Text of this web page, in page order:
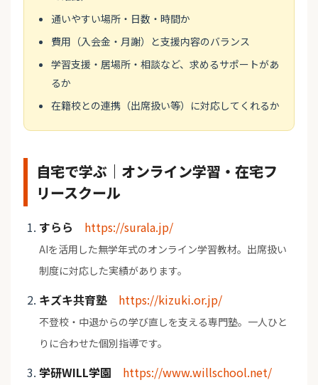
通いやすい場所・日数・時間か
費用（入会金・月謝）と支援内容のバランス
学習支援・居場所・相談など、求めるサポートがあ
るか
在籍校との連携（出席扱い等）に対応してくれるか
自宅で学ぶ｜オンライン学習・在宅フ
リースクール
すらら https://surala.jp/
AIを活用した無学年式のオンライン学習教材。出席扱い
制度に対応した実績があります。
キズキ共育塾 https://kizuki.or.jp/
不登校・中退からの学び直しを支える専門塾。一人ひと
りに合わせた個別指導です。
学研WILL学園 https://www.willschool.net/